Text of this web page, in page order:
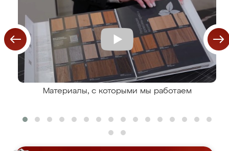
Материалы, с которыми мы работаем